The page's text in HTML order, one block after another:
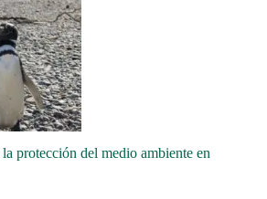
protección del medio ambiente en